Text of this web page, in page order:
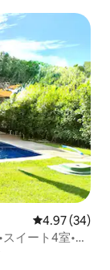
レビュー34
4.97 (34)
イート4室•グ